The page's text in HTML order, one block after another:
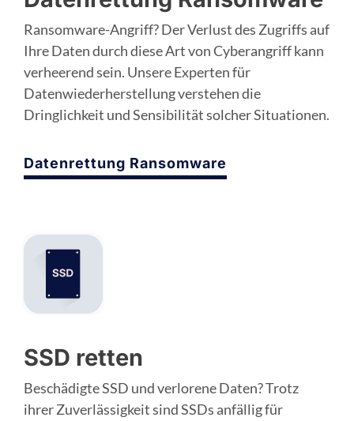
Ransomware-Angriff? Der Verlust des Zugriffs auf
Ihre Daten durch diese Art von Cyberangriff kann
verheerend sein. Unsere Experten für
Datenwiederherstellung verstehen die
Dringlichkeit und Sensibilität solcher Situationen.
Datenrettung Ransomware
SSD retten
Beschädigte SSD und verlorene Daten? Trotz
ihrer Zuverlässigkeit sind SSDs anfällig für